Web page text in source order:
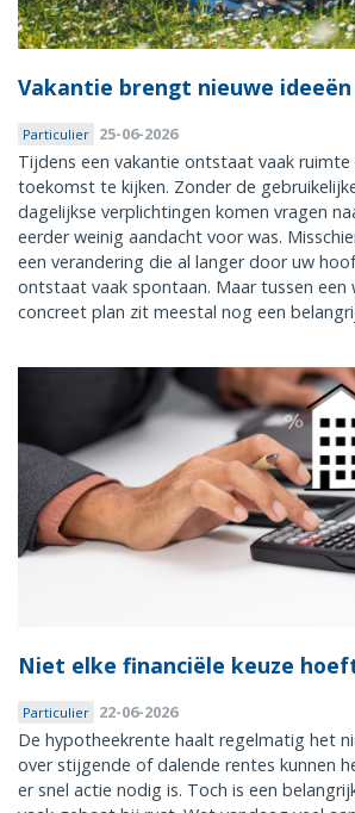
Vakantie brengt nieuwe ideeën
Particulier 25-06-2026
Tijdens een vakantie ontstaat vaak
toekomst te kijken. Zonder de
dagelijkse verplichtingen komen vragen
eerder weinig aandacht voor was.
een verandering die al langer door uw
ontstaat vaak spontaan. Maar tussen een
concreet plan zit meestal nog een
Niet elke financiële keuze
Particulier 22-06-2026
De hypotheekrente haalt regelmatig het
over stijgende of dalende rentes kunnen
er snel actie nodig is. Toch is een